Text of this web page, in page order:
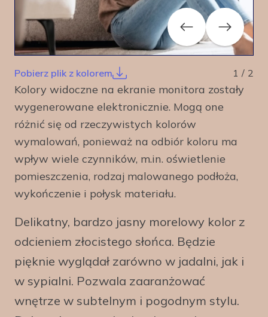
Previous Next
Pobierz plik z kolorem 1 / 2
Kolory widoczne na ekranie monitora zostały
wygenerowane elektronicznie. Mogą one
różnić się od rzeczywistych kolorów
wymalowań, ponieważ na odbiór koloru ma
wpływ wiele czynników, m.in. oświetlenie
pomieszczenia, rodzaj malowanego podłoża,
wykończenie i połysk materiału.
Delikatny, bardzo jasny morelowy kolor z
odcieniem złocistego słońca. Będzie
pięknie wyglądał zarówno w jadalni, jak i
w sypialni. Pozwala zaaranżować
wnętrze w subtelnym i pogodnym stylu.